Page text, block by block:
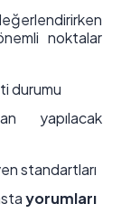
noktalar
durumu
yapılacak
standartları
yorumları